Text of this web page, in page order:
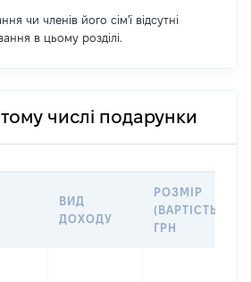
чи членів його сім'ї відсутні
в цьому розділі.
числі подарунки
ВИД
ДОХОДУ
РОЗМІР
(ВАРТІСТЬ),
ГРН